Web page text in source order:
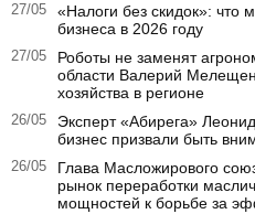
27/05
«Налоги без скидок»: что
бизнеса в 2026 году
27/05
Роботы не заменят
области Валерий
хозяйства в регионе
26/05
Эксперт «Абирега»
бизнес призвали быть
26/05
Глава Масложирового
рынок переработки
мощностей к борьбе за